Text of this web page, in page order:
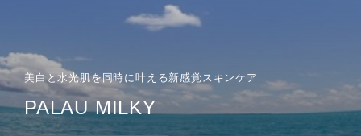
美白と水光肌を同時に叶える新感覚スキンケア
PALAU MILKY
体内から整える
糖コントロール